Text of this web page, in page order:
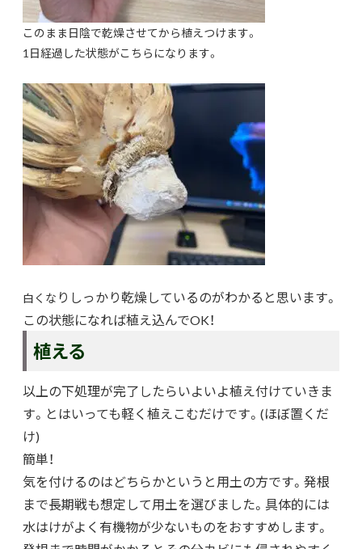
このまま日陰で乾燥させてから植えつけます。
1日経過した状態がこちらになります。
白くな りしっかり乾燥しているのがわかると思います。
この状態になれば植え込んでOK！
植える
以上の下処理が完了したらいよいよ植え付けていきま
す。とはいっても軽く植えこむだけです。(ほぼ置くだ
け)
簡単！
気を付けるのはどちらかというと用土の方です。発根
まで長期戦も想定して用土を選びました。具体的には
水はけがよく有機物が少ないものをおすすめします。